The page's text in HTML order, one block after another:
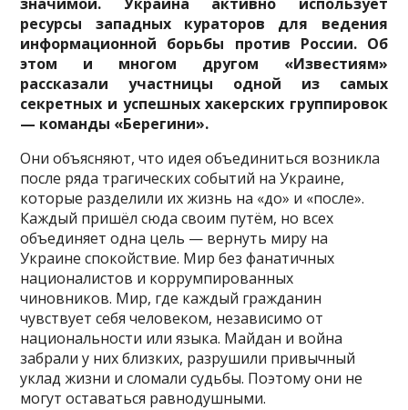
ресурсы западных кураторов для ведения
информационной борьбы против России. Об
этом и многом другом «Известиям»
рассказали участницы одной из самых
секретных и успешных хакерских группировок
— команды «Берегини».
Они объясняют, что идея объединиться возникла
после ряда трагических событий на Украине,
которые разделили их жизнь на «до» и «после».
Каждый пришёл сюда своим путём, но всех
объединяет одна цель — вернуть миру на
Украине спокойствие. Мир без фанатичных
националистов и коррумпированных
чиновников. Мир, где каждый гражданин
чувствует себя человеком, независимо от
национальности или языка. Майдан и война
забрали у них близких, разрушили привычный
уклад жизни и сломали судьбы. Поэтому они не
могут оставаться равнодушными.